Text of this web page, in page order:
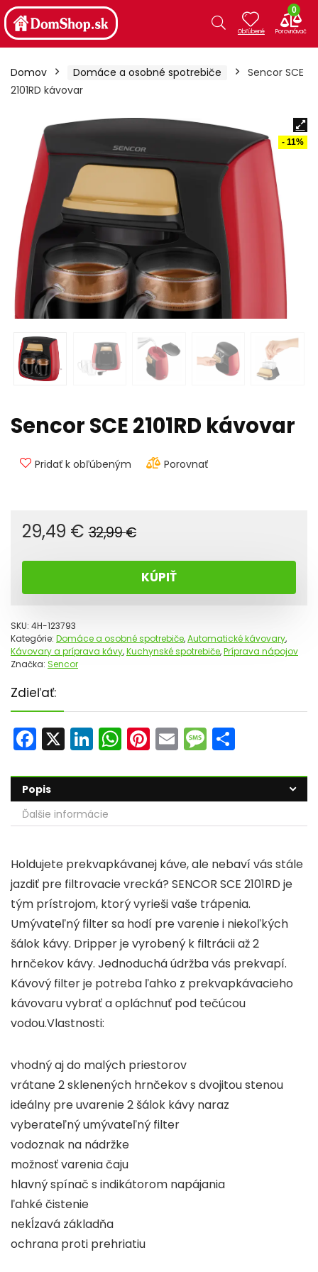
0
Domov Domáce a osobné spotrebiče
Sencor SCE
2101RD kávovar
- 11%
Sencor SCE 2101RD kávovar
Pridať k obľúbeným Porovnať
32,99€Pôvodná
bola:
32,99 €.
29,49 €
Aktuálna
je:
29,49 €.
KÚPIŤ
SKU: 4H-123793
Kategórie: Domáce a osobné spotrebiče,Automatické kávovary,
Kávovary a príprava kávy,Kuchynské spotrebiče,Príprava nápojov
Značka: Sencor
Zdieľať:
F
a
c
e
b
o
o
k
X Li
n
k
e
dI
W
h
a
ts
A
p
p
Pi
nt
er
e
st
E
m
ai
l
M
e
s
s
a
e
ar
e
Popis
Ďalšie informácie
Holdujete prekvapkávanej káve, ale nebaví vás stále
jazdiť pre filtrovacie vrecká? SENCOR SCE 2101RD je
tým prístrojom, ktorý vyrieši vaše trápenia.
Umývateľný filter sa hodí pre varenie i niekoľkých
šálok kávy. Dripper je vyrobený k filtrácii až 2
hrnčekov kávy. Jednoduchá údržba vás prekvapí.
Kávový filter je potreba ľahko z prekvapkávacieho
kávovaru vybrať a opláchnuť pod tečúcou
vodou.Vlastnosti:
vhodný aj do malých priestorov
vrátane 2 sklenených hrnčekov s dvojitou stenou
ideálny pre uvarenie 2 šálok kávy naraz
vyberateľný umývateľný filter
vodoznak na nádržke
možnosť varenia čaju
hlavný spínač s indikátorom napájania
ľahké čistenie
nekĺzavá základňa
ochrana proti prehriatiu